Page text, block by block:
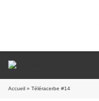
Accueil » Téléracerbe #14